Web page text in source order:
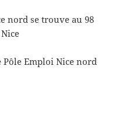
nord se trouve au 98
Pôle Emploi Nice nord